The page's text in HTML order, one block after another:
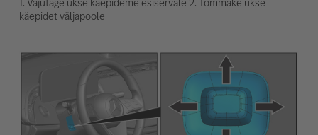
käepidet väljapoole